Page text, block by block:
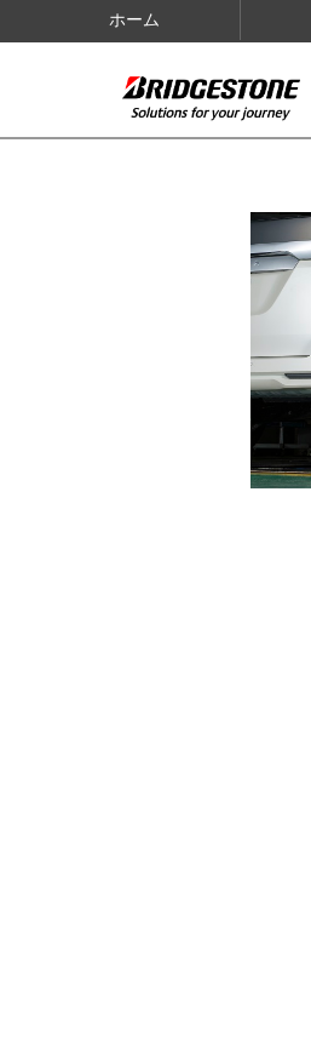
ホーム